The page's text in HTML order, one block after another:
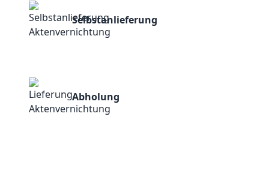
Selbstanlieferung
Abholung